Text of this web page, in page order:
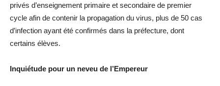
privés d’enseignement primaire et secondaire de premier
cycle afin de contenir la propagation du virus, plus de 50 cas
d’infection ayant été confirmés dans la préfecture, dont
certains élèves.
Inquiétude pour un neveu de l’Empereur